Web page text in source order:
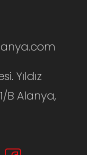
Yıldız
B Alanya,